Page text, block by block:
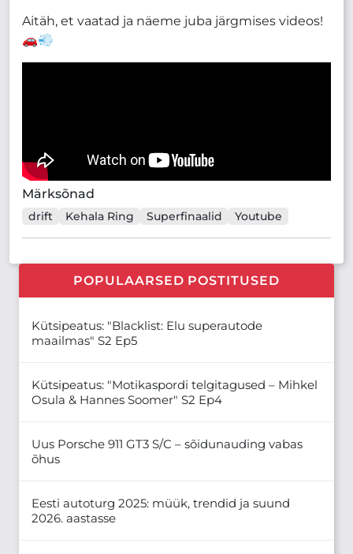
Aitäh, et vaatad ja näeme juba järgmises videos!
🚗💨
Märksõnad
drift Kehala Ring Superfinaalid Youtube
POPULAARSED POSTITUSED
Kütsipeatus: "Blacklist: Elu superautode
maailmas" S2 Ep5
Kütsipeatus: "Motikaspordi telgitagused – Mihkel
Osula & Hannes Soomer" S2 Ep4
Uus Porsche 911 GT3 S/C – sõidunauding vabas
õhus
Eesti autoturg 2025: müük, trendid ja suund
2026. aastasse